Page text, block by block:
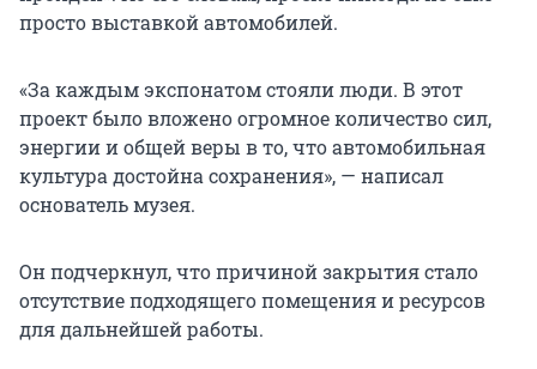
просто выставкой автомобилей.
«За каждым экспонатом стояли люди. В этот
проект было вложено огромное количество сил,
энергии и общей веры в то, что автомобильная
культура достойна сохранения», — написал
основатель музея.
Он подчеркнул, что причиной закрытия стало
отсутствие подходящего помещения и ресурсов
для дальнейшей работы.